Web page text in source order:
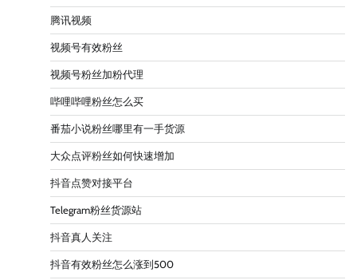
腾讯视频
视频号有效粉丝
视频号粉丝加粉代理
哔哩哔哩粉丝怎么买
番茄小说粉丝哪里有一手货源
大众点评粉丝如何快速增加
抖音点赞对接平台
Telegram粉丝货源站
抖音真人关注
抖音有效粉丝怎么涨到500